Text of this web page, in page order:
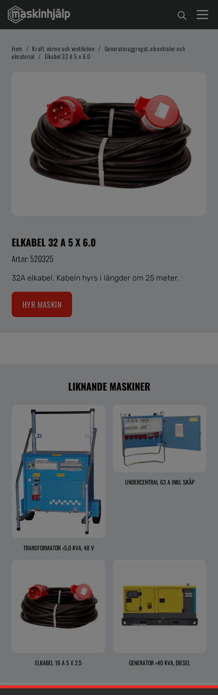
Hem / Kraft, värme och ventilation / Generatoraggregat, elcentraler och
elmaterial / Elkabel 32 A 5 x 6.0
ELKABEL 32 A 5 X 6.0
Art.nr: 520325
32A elkabel. Kabeln hyrs i längder om 25 meter.
HYR MASKIN
LIKNANDE MASKINER
TRANSFORMATOR <5,0 KVA, 48 V
UNDERCENTRAL 63 A INKL SKÅP
ELKABEL 16 A 5 X 2.5 GENERATOR <40 KVA, DIESEL